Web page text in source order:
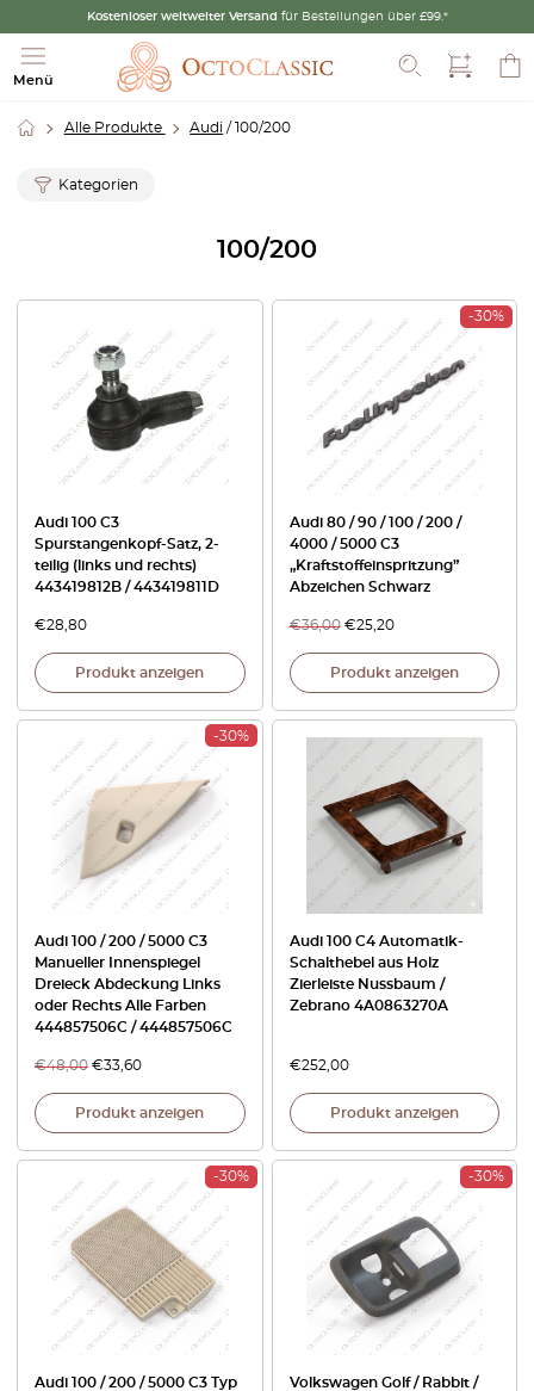
Kostenloser weltweiter Versand für Bestellungen über £99.*
Menü
Suche
Alle Produkte Audi / 100/200
Kategorien
100/200
Audi 100 C3
Spurstangenkopf-Satz, 2-
teilig (links und rechts)
443419812B / 443419811D
€28,80
Produkt anzeigen
-30%
Audi 80 / 90 / 100 / 200 /
4000 / 5000 C3
„Kraftstoffeinspritzung”
Abzeichen Schwarz
€36,00 €25,20
Produkt anzeigen
-30%
Audi 100 / 200 / 5000 C3
Manueller Innenspiegel
Dreieck Abdeckung Links
oder Rechts Alle Farben
444857506C / 444857506C
€48,00 €33,60
Produkt anzeigen
Audi 100 C4 Automatik-
Schalthebel aus Holz
Zierleiste Nussbaum /
Zebrano 4A0863270A
€252,00
Produkt anzeigen
-30%
Audi 100 / 200 / 5000 C3 Typ
-30%
Volkswagen Golf / Rabbit /